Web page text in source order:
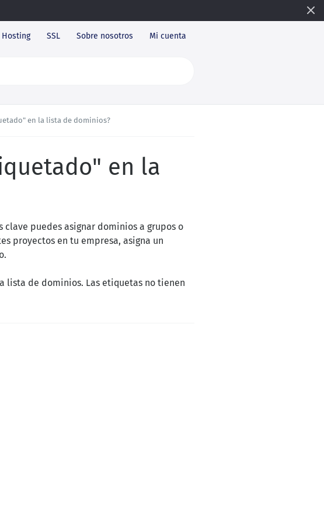
Hosting SSL Sobre nosotros Mi cuenta
en la lista de dominios?
en la
puedes asignar dominios a grupos o
proyectos en tu empresa, asigna un
lista de dominios. Las etiquetas no tienen